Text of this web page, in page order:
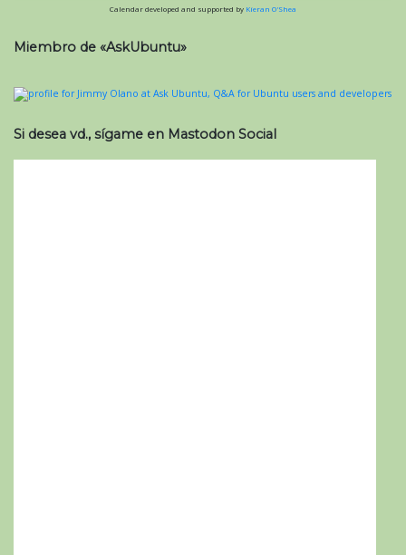
Calendar developed and supported by Kieran O'Shea
Miembro de «AskUbuntu»
Si desea vd., sígame en Mastodon Social